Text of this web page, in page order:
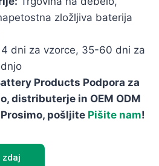
zložljiva baterija
dni za vzorce, 35-60 dni za
Products Podpora za
distributerje in OEM ODM
pošljite Pišite nam!
zdaj